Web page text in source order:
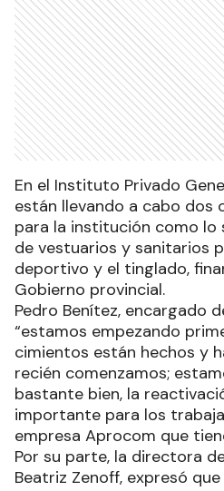
En el Instituto Privado
están llevando a cabo dos
para la institución como lo
de vestuarios y sanitarios
deportivo y el tinglado,
Gobierno provincial.
Pedro Benítez, encargado
“estamos empezando
cimientos están hechos y
recién comenzamos;
bastante bien, la
importante para los
empresa Aprocom que
Por su parte, la directora
Beatriz Zenoff, expresó